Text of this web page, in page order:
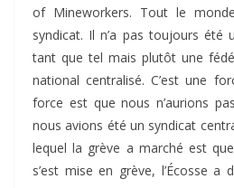
of Mineworkers. Tout le
syndicat. Il n’a pas toujours été
tant que tel mais plutôt une
national centralisé. C’est une
force est que nous n’aurions
nous avions été un syndicat
lequel la grève a marché est
s’est mise en grève, l’Écosse